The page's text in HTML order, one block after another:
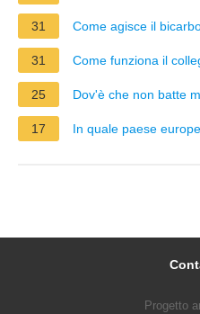
31 Come agisce il
31 Come funziona il
25 Dov'è che non batte
17 In quale paese
Progetto